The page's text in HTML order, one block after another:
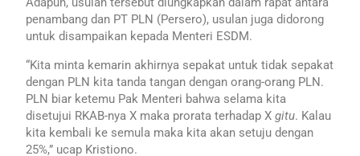
penambang dan PT PLN (Persero), usulan juga didorong
untuk disampaikan kepada Menteri ESDM.
“Kita minta kemarin akhirnya sepakat untuk tidak sepakat
dengan PLN kita tanda tangan dengan orang-orang PLN.
PLN biar ketemu Pak Menteri bahwa selama kita
disetujui RKAB-nya X maka prorata terhadap Xgitu. Kalau
kita kembali ke semula maka kita akan setuju dengan
25%,” ucap Kristiono.